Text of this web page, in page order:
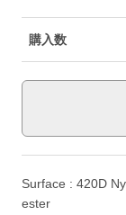
購入数
Surface : 420D
ester